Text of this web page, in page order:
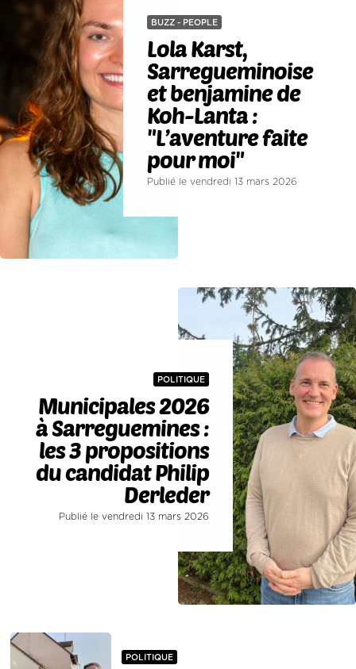
BUZZ - PEOPLE
Lola Karst,
Sarregueminoise
et benjamine de
Koh-Lanta :
"L’aventure faite
pour moi"
Publié le vendredi 13 mars 2026
POLITIQUE
Municipales 2026
à Sarreguemines :
les 3 propositions
du candidat Philip
Derleder
Publié le vendredi 13 mars 2026
POLITIQUE